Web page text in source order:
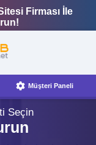
Firması İle
Müşteri Paneli
Seçin